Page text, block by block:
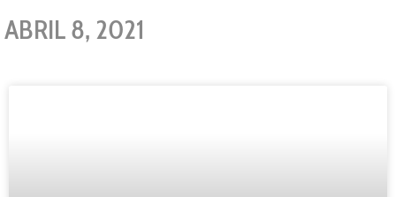
ABRIL 8, 2021